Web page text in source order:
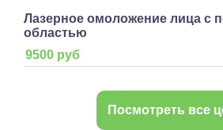
Лазерное омоложение лица с
областью
9500 руб
Посмотреть все